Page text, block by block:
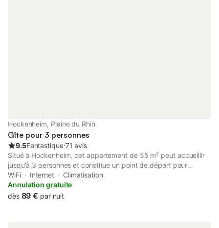
Hockenheim, Plaine du Rhin
Gîte pour 3 personnes
9.5Fantastique⋅71 avis
Situé à Hockenheim, cet appartement de 55 m² peut accueillir
jusqu'à 3 personnes et constitue un point de départ pour
explorer la région. La propriété dispose d'une entrée privée au
sein d'un bâtiment et comprend une chambre avec un lit super
king-size ainsi qu'un canapé-lit dans l'espace de vie. L'intérieur
WiFi Internet
Climatisation
Annulation gratuite
dès 89 € par nuit